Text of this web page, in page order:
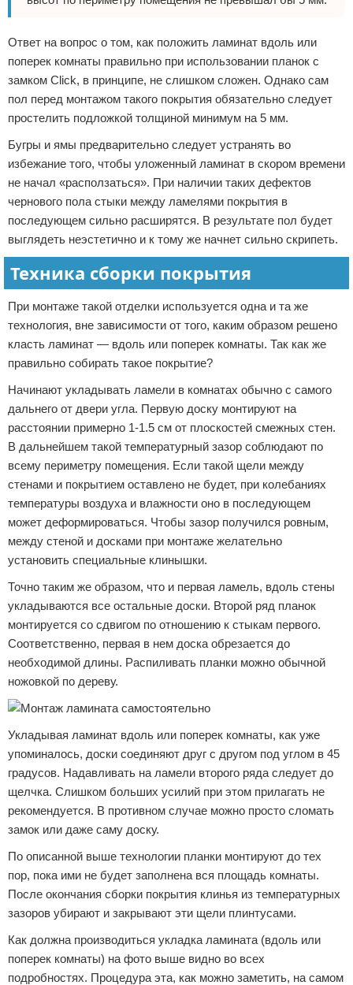
Ответ на вопрос о том, как положить ламинат вдоль или
поперек комнаты правильно при использовании планок с
замком Click, в принципе, не слишком сложен. Однако сам
пол перед монтажом такого покрытия обязательно следует
простелить подложкой толщиной минимум на 5 мм.
Бугры и ямы предварительно следует устранять во
избежание того, чтобы уложенный ламинат в скором времени
не начал «расползаться». При наличии таких дефектов
чернового пола стыки между ламелями покрытия в
последующем сильно расширятся. В результате пол будет
выглядеть неэстетично и к тому же начнет сильно скрипеть.
Техника сборки покрытия
При монтаже такой отделки используется одна и та же
технология, вне зависимости от того, каким образом решено
класть ламинат — вдоль или поперек комнаты. Так как же
правильно собирать такое покрытие?
Начинают укладывать ламели в комнатах обычно с самого
дальнего от двери угла. Первую доску монтируют на
расстоянии примерно 1-1.5 см от плоскостей смежных стен.
В дальнейшем такой температурный зазор соблюдают по
всему периметру помещения. Если такой щели между
стенами и покрытием оставлено не будет, при колебаниях
температуры воздуха и влажности оно в последующем
может деформироваться. Чтобы зазор получился ровным,
между стеной и досками при монтаже желательно
установить специальные клинышки.
Точно таким же образом, что и первая ламель, вдоль стены
укладываются все остальные доски. Второй ряд планок
монтируется со сдвигом по отношению к стыкам первого.
Соответственно, первая в нем доска обрезается до
необходимой длины. Распиливать планки можно обычной
ножовкой по дереву.
Укладывая ламинат вдоль или поперек комнаты, как уже
упоминалось, доски соединяют друг с другом под углом в 45
градусов. Надавливать на ламели второго ряда следует до
щелчка. Слишком больших усилий при этом прилагать не
рекомендуется. В противном случае можно просто сломать
замок или даже саму доску.
По описанной выше технологии планки монтируют до тех
пор, пока ими не будет заполнена вся площадь комнаты.
После окончания сборки покрытия клинья из температурных
зазоров убирают и закрывают эти щели плинтусами.
Как должна производиться укладка ламината (вдоль или
поперек комнаты) на фото выше видно во всех
подробностях. Процедура эта, как можно заметить, на самом